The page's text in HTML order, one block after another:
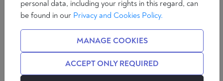
personal data, including your rights in this regard, can
be found in our Privacy and Cookies Policy.
MANAGE COOKIES
ACCEPT ONLY REQUIRED